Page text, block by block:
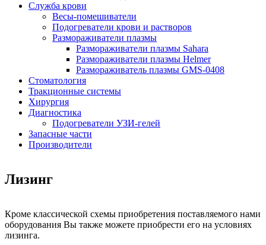
Служба крови
Весы-помешиватели
Подогреватели крови и растворов
Размораживатели плазмы
Размораживатели плазмы Sahara
Размораживатели плазмы Helmer
Размораживатель плазмы GMS-0408
Стоматология
Тракционные системы
Хирургия
Диагностика
Подогреватели УЗИ-гелей
Запасные части
Производители
Лизинг
Кроме классической схемы приобретения поставляемого нами
оборудования Вы также можете приобрести его на условиях
лизинга.